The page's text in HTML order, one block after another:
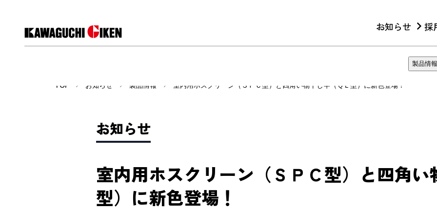
お知らせ 採
製品情報
TOP お知らせ 製品情報 室内用ホスクリーン（ＳＰＣ型）と四角い物干し竿（ＱＬ型）に新色登場！
お知らせ
室内用ホスクリーン（ＳＰＣ型）と四角
型）に新色登場！